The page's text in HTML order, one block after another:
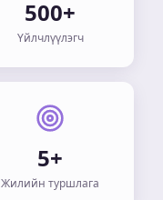
500+
Үйлчлүүлэгч
5+
Жилийн туршлага